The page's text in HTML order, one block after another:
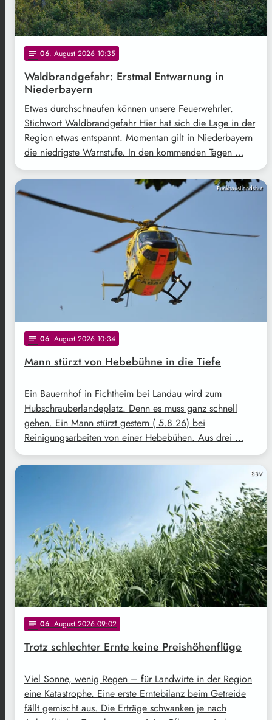
notes 06. August 2026 10:35
Waldbrandgefahr: Erstmal Entwarnung in
Niederbayern
Etwas durchschnaufen können unsere Feuerwehrler.
Stichwort Waldbrandgefahr Hier hat sich die Lage in der
Region etwas entspannt. Momentan gilt in Niederbayern
die niedrigste Warnstufe. In den kommenden Tagen …
FunkhausLandshut
notes 06. August 2026 10:34
Mann stürzt von Hebebühne in die Tiefe
Ein Bauernhof in Fichtheim bei Landau wird zum
Hubschrauberlandeplatz. Denn es muss ganz schnell
gehen. Ein Mann stürzt gestern ( 5.8.26) bei
Reinigungsarbeiten von einer Hebebühen. Aus drei …
BBV
notes 06. August 2026 09:02
Trotz schlechter Ernte keine Preishöhenflüge
Viel Sonne, wenig Regen – für Landwirte in der Region
eine Katastrophe. Eine erste Erntebilanz beim Getreide
fällt gemischt aus. Die Erträge schwanken je nach